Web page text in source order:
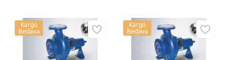
Kargo
Bedava
Kargo
Bedava